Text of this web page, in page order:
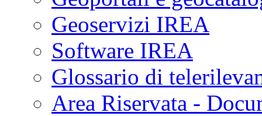
Geoservizi IREA
Software IREA
Glossario di
Area Riservata -